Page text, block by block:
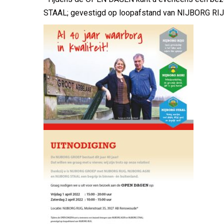
STAAL; gevestigd op loopafstand van NIJBORG